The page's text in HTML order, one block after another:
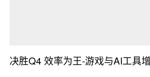
决胜Q4 效率为王-游戏与AI工具